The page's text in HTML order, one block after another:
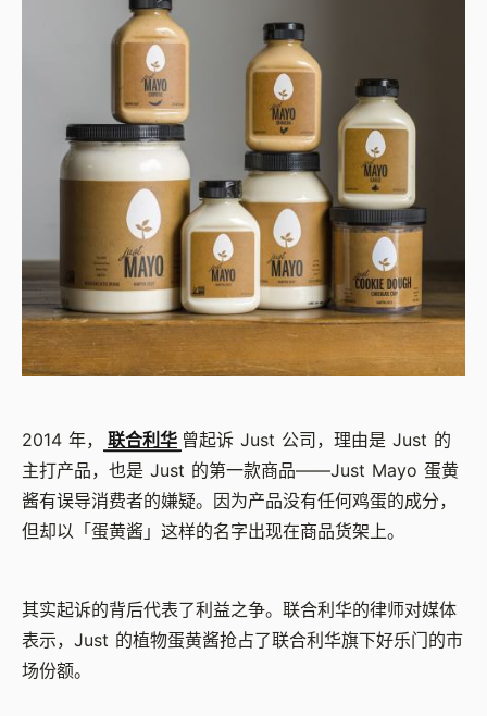
2014 年， 联合利华 曾起诉 Just 公司，理由是 Just 的
主打产品，也是 Just 的第一款商品——Just Mayo 蛋黄
酱有误导消费者的嫌疑。因为产品没有任何鸡蛋的成分，
但却以「蛋黄酱」这样的名字出现在商品货架上。
其实起诉的背后代表了利益之争。联合利华的律师对媒体
表示， Just 的植物蛋黄酱抢占了联合利华旗下好乐门的市
场份额。